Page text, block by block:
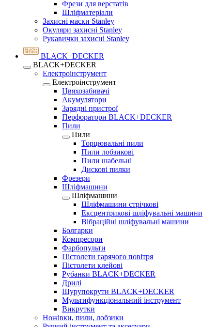
Фрези для верстатів
Шліфматеріали
Захисні маски Stanley
Окуляри захисні Stanley
Рукавички захисні Stanley
BLACK+DECKER
BLACK+DECKER
Електроінструмент
Електроінструмент
Цвяхозабивачі
Акумулятори
Зарядні пристрої
Перфоратори BLACK+DECKER
Пили
Пили
Торцювальні пили
Пили лобзикові
Пили шабельні
Дискові пилки
Фрезери
Шліфмашини
Шліфмашини
Шліфмашини стрічкові
Ексцентрикові шліфувальні машини
Вібраційні шліфувальні машини
Болгарки
Компресори
Фарбопульти
Пістолети гарячого повітря
Пістолети клейові
Рубанки BLACK+DECKER
Дрилі
Шурупокрути BLACK+DECKER
Мультифункціональний інструмент
Викрутки
Ножівки, пили, лобзики